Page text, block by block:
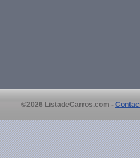
©2026 ListadeCarros.com -